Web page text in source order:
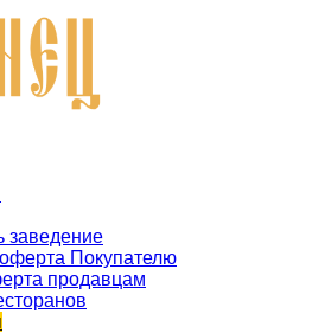
заведение
Покупателю
продавцам